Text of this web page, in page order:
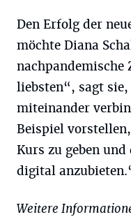
Den Erfolg der
möchte Diana
liebsten“, sagt
miteinander
Beispiel
Kurs zu geben
digital
Weitere